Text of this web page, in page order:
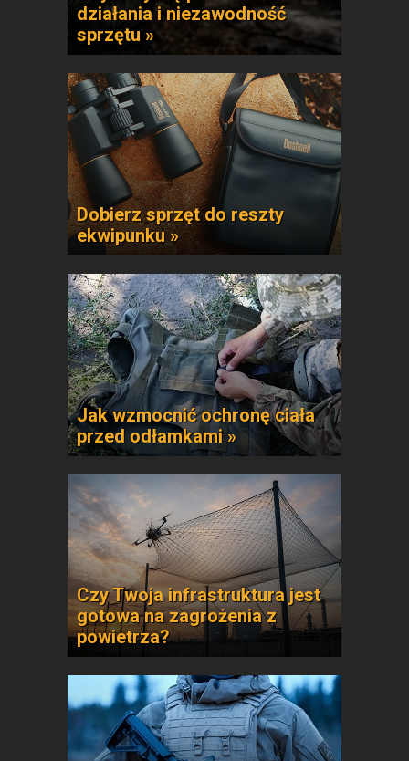
działania i niezawodność
sprzętu »
Dobierz sprzęt do reszty
ekwipunku »
Jak wzmocnić ochronę ciała
przed odłamkami »
Czy Twoja infrastruktura jest
gotowa na zagrożenia z
powietrza?